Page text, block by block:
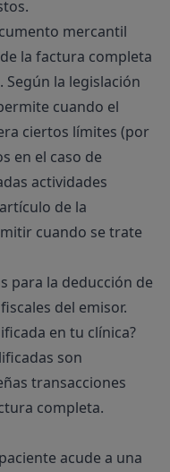
mercantil
la factura completa
la legislación
cuando el
ciertos límites (por
en el caso de
actividades
de la
cuando se trate
para la deducción de
del emisor.
en tu clínica?
son
transacciones
completa.
acude a una